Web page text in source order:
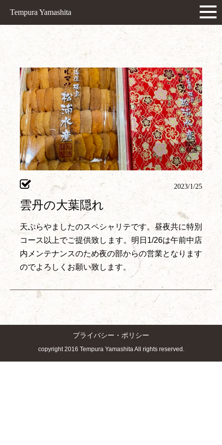
Tempura Yamashita
2023/1/25
雲丹の大葉隠れ
天ぷらやましたのスペシャリテです。昼夜共に特別
コース以上でご提供致します。明日1/26は午前中店
内メンテナンスのため夜の部からの営業となります
のでよろしくお願い致します。
プライバシー・ポリシー
copyright 2016 Tempura Yamashita All rights reserved.